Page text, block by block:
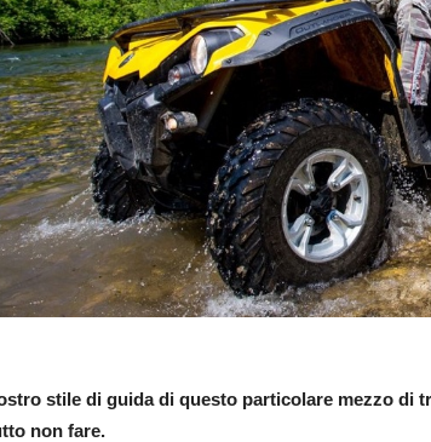
stile di guida di questo particolare mezzo di
non fare.